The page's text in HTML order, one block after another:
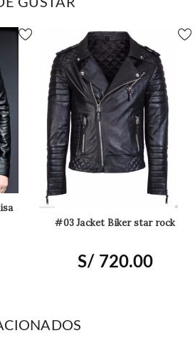
GUSTAR
#03 Jacket Biker star rock
S/ 720.00